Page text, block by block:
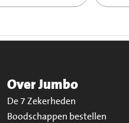
Over Jumbo
De 7 Zekerheden
Boodschappen bestellen